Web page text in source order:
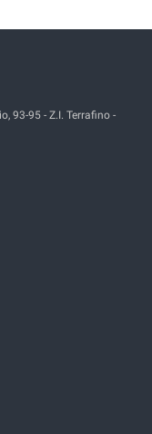
93-95 - Z.I. Terrafino -